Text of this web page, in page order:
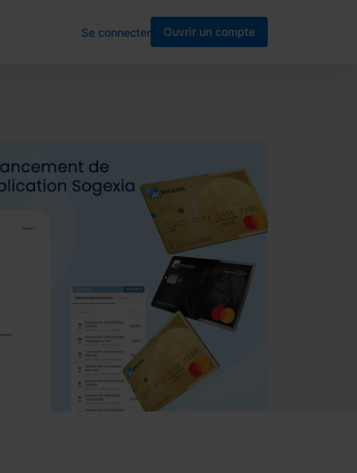
Se connecter Ouvrir un compte